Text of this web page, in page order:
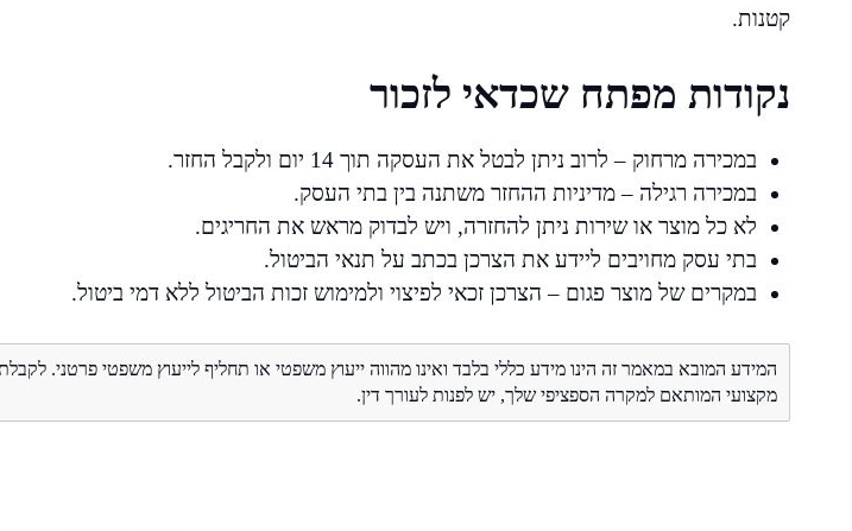
קטנות.
נקודות מפתח שכדאי לזכור
במכירה מרחוק – לרוב ניתן לבטל את העסקה תוך 14 יום ולקבל החזר.
במכירה רגילה – מדיניות ההחזר משתנה בין בתי העסק.
לא כל מוצר או שירות ניתן להחזרה, ויש לבדוק מראש את החריגים.
בתי עסק מחויבים ליידע את הצרכן בכתב על תנאי הביטול.
במקרים של מוצר פגום – הצרכן זכאי לפיצוי ולמימוש זכות הביטול ללא דמי ביטול.
המידע המובא במאמר זה הינו מידע כללי בלבד ואינו מהווה ייעוץ משפטי או תחליף לייעוץ משפטי פרטני.
מקצועי המותאם למקרה הספציפי שלך, יש לפנות לעורך דין.